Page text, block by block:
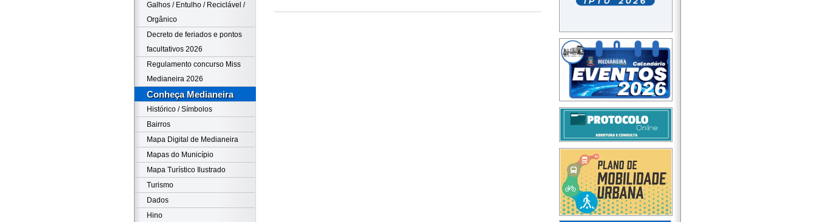
Galhos / Entulho / Reciclável /
Orgânico
Decreto de feriados e pontos
facultativos 2026
Regulamento concurso Miss
Medianeira 2026
Conheça Medianeira
Histórico / Símbolos
Bairros
Mapa Digital de Medianeira
Mapas do Município
Mapa Turístico Ilustrado
Turismo
Dados
Hino